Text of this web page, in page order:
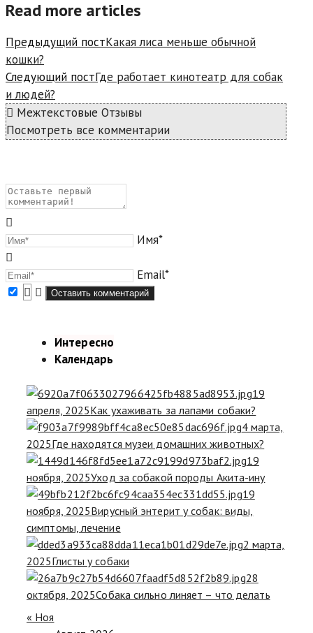
Read more articles
Предыдущий постКакая лиса меньше обычной
кошки?
Следующий постГде работает кинотеатр для собак
и людей?
Межтекстовые Отзывы
Посмотреть все комментарии
Имя*
Email*
Интересно
Календарь
19
апреля, 2025Как ухаживать за лапами собаки?
4 марта,
2025Где находятся музеи домашних животных?
19
ноября, 2025Уход за собакой породы Акита-ину
19
ноября, 2025Вирусный энтерит у собак: виды,
симптомы, лечение
2 марта,
2025Глисты у собаки
28
октября, 2025Собака сильно линяет – что делать
« Ноя